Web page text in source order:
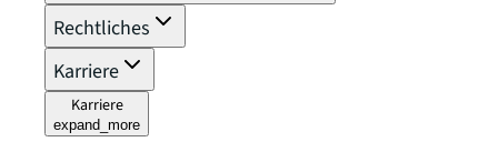
Rechtliches
Karriere
Karriere
expand_more